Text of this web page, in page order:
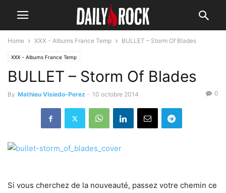
Home XXX - Albums France Temp BULLET – Storm Of Blades
XXX - Albums France Temp
BULLET – Storm Of Blades
By Mathieu Visiedo-Perez - 10 octobre 2014 0
Si vous cherchez de la nouveauté, passez votre chemin ce